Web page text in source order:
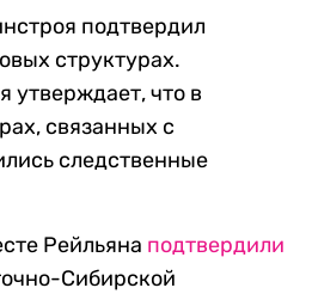
подтвердил
структурах.
утверждает, что в
связанных с
следственные
Рейльяна подтвердили
Сибирской